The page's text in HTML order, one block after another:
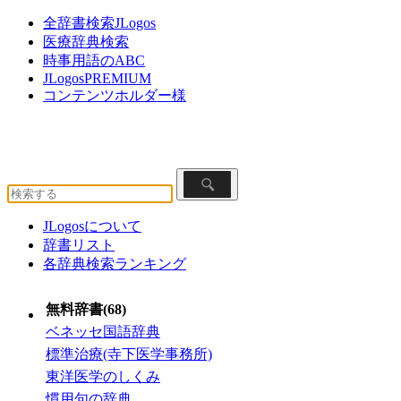
全辞書検索JLogos
医療辞典検索
時事用語のABC
JLogosPREMIUM
コンテンツホルダー様
JLogosについて
辞書リスト
各辞典検索ランキング
無料辞書(68)
ベネッセ国語辞典
標準治療(寺下医学事務所)
東洋医学のしくみ